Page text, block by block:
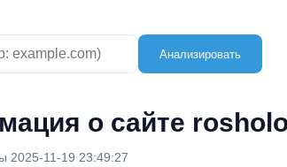
Анализировать
о сайте
2025-11-19 23:49:27